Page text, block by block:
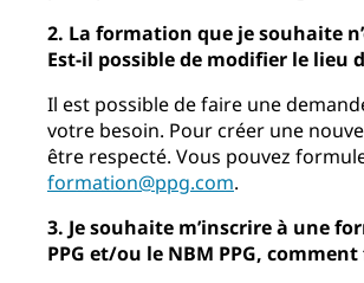
2. La formation que je souhaite
Est-il possible de modifier le lieu
Il est possible de faire une
votre besoin. Pour créer une
être respecté. Vous pouvez
formation@ppg.com.
3. Je souhaite m’inscrire à une
PPG et/ou le NBM PPG,